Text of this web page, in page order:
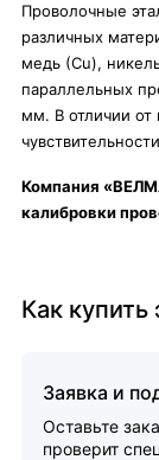
Проволочные
различных
медь (Сu),
параллельных
мм. В отличии от
Компания
калибровки
Как купить
Заявка и
Оставьте
проверит